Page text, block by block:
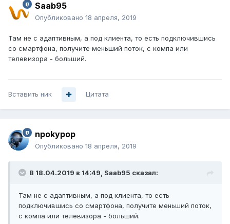
Saab95
Опубликовано 18 апреля, 2019
Там не с адаптивным, а под клиента, то есть подключившись
со смартфона, получите меньший поток, с компа или
телевизора - больший.
Вставить ник Цитата
npokypop
Опубликовано 18 апреля, 2019
В 18.04.2019 в 14:49, Saab95 сказал:
Там не с адаптивным, а под клиента, то есть
подключившись со смартфона, получите меньший поток,
с компа или телевизора - больший.